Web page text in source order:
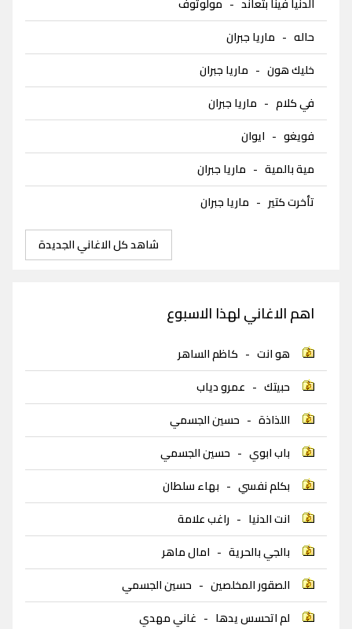
حاله - ماريا جبران
خليك هون - ماريا جبران
في كلام - ماريا جبران
فويغو - ايوان
مية بالمية - ماريا جبران
تأخرت كتير - ماريا جبران
شاهد كل الاغاني الجديدة
اهم الاغاني لهذا الاسبوع
هو انت - كاظم الساهر
حبيتك - عمرو دياب
اللذاذة - حسين الجسمي
باب ابوي - حسين الجسمي
بكلم نفسي - بهاء سلطان
انت الدنيا - راغب علامة
بالجي بالحرية - امال ماهر
الصقور المخلصين - حسين الجسمي
لم اتحسس يدها - غاني مهدي